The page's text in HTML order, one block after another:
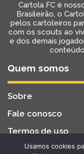
Cartola FC é
Brasileirão, o
pelos cartoleiros
com os scouts ao
e dos demais
Quem somos
Sobre
Fale conosco
Termos de uso
Usamos cookies